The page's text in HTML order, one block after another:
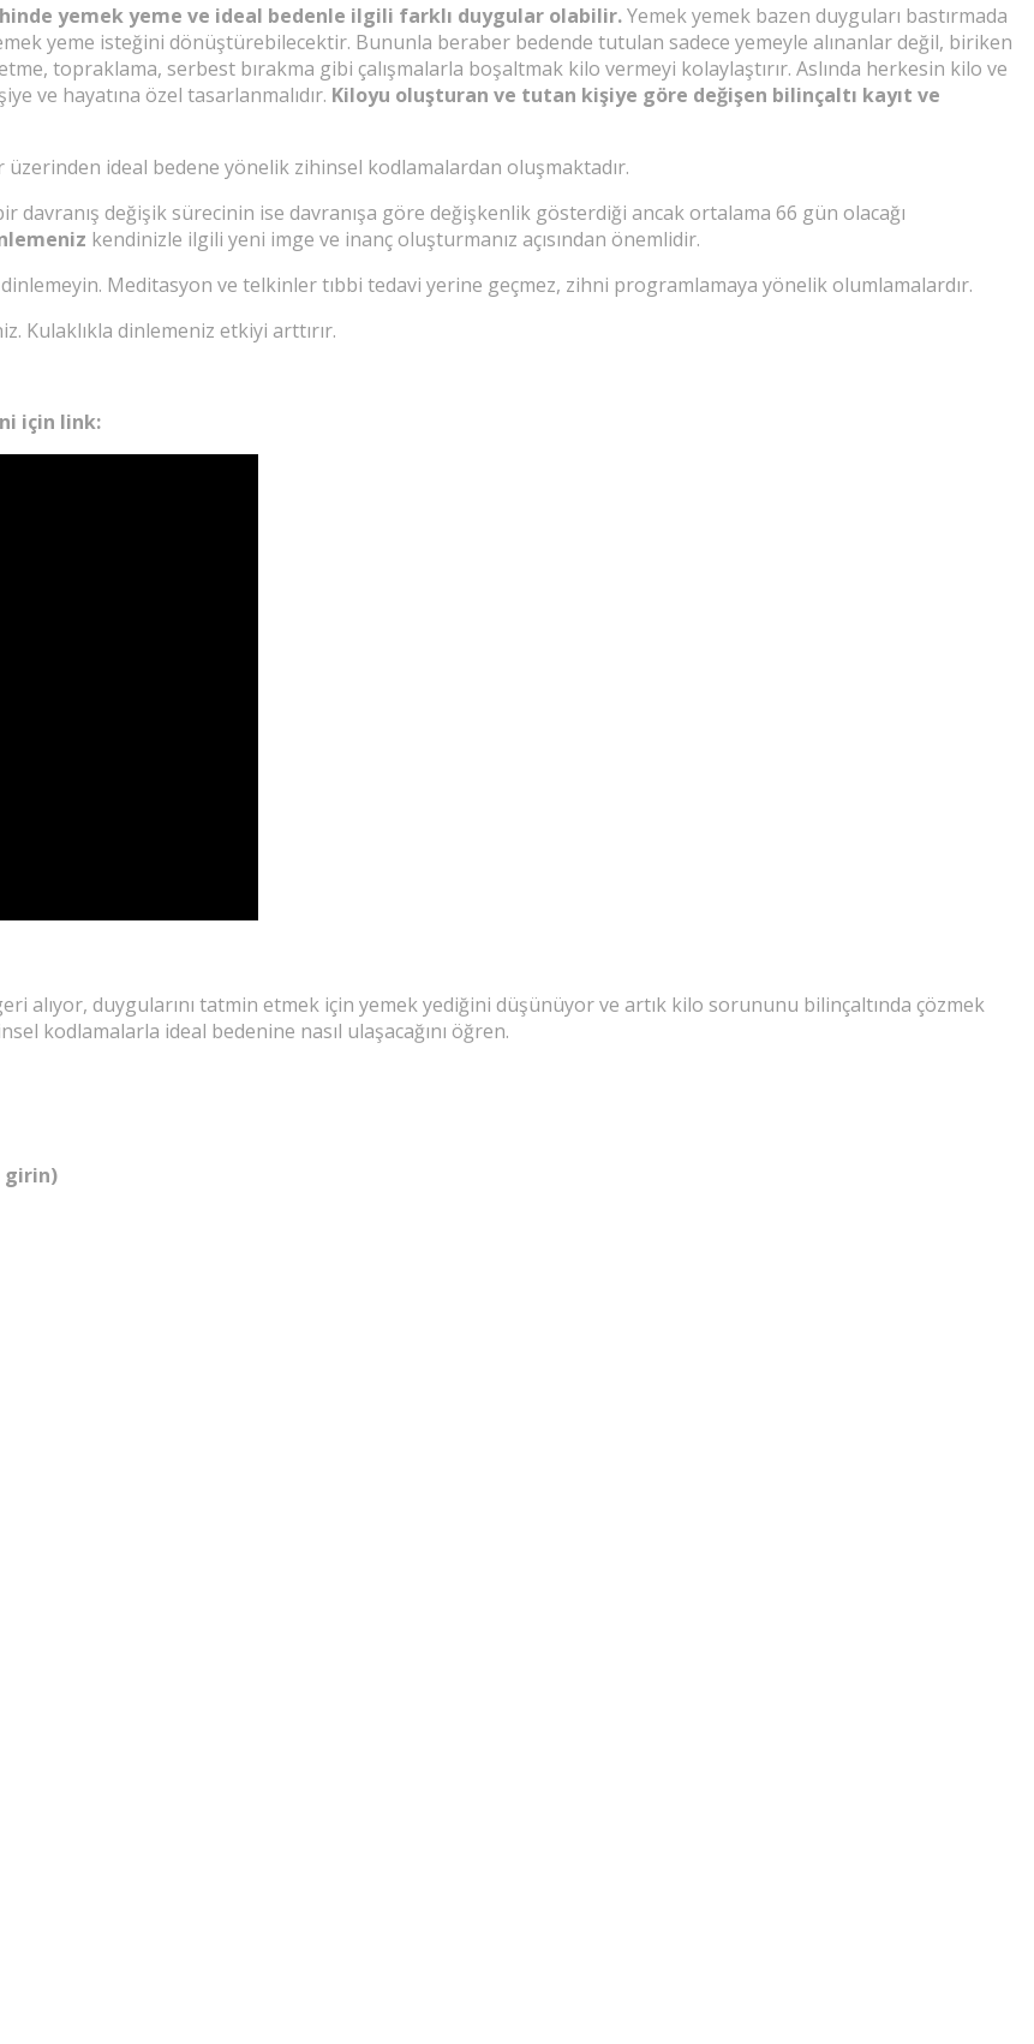
yemek yeme ve ideal bedenle ilgili farklı duygular olabilir.Yemek yemek bazen duyguları bastırmada
yeme isteğini dönüştürebilecektir. Bununla beraber bedende tutulan sadece yemeyle alınanlar değil, biriken
topraklama, serbest bırakma gibi çalışmalarla boşaltmak kilo vermeyi kolaylaştırır. Aslında herkesin kilo ve
ve hayatına özel tasarlanmalıdır. Kiloyu oluşturan ve tutan kişiye göre değişen bilinçaltı kayıt ve
ideal bedene yönelik zihinsel kodlamalardan oluşmaktadır.
değişik sürecinin ise davranışa göre değişkenlik gösterdiği ancak ortalama 66 gün olacağı
kendinizle ilgili yeni imge ve inanç oluşturmanız açısından önemlidir.
Meditasyon ve telkinler tıbbi tedavi yerine geçmez, zihni programlamaya yönelik olumlamalardır.
Kulaklıkla dinlemeniz etkiyi arttırır.
için link:
alıyor, duygularını tatmin etmek için yemek yediğini düşünüyor ve artık kilo sorununu bilinçaltında çözmek
kodlamalarla ideal bedenine nasıl ulaşacağını öğren.
girin)